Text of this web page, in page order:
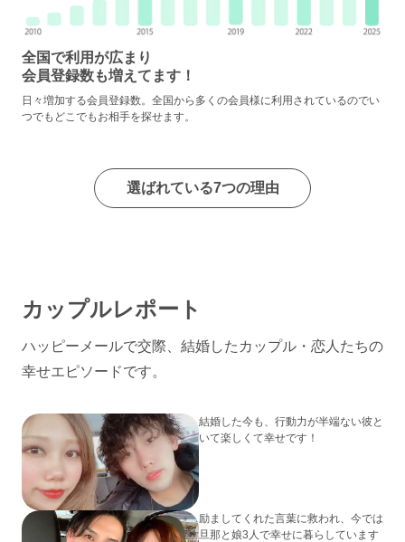
全国で利用が広まり
会員登録数も増えてます！
日々増加する会員登録数。全国から多くの会員様に利用されているのでい
つでもどこでもお相手を探せます。
選ばれている7つの理由
カップルレポート
ハッピーメールで交際、結婚したカップル・恋人たちの
幸せエピソードです。
結婚した今も、行動力が半端ない彼と
いて楽しくて幸せです！
励ましてくれた言葉に救われ、今では
旦那と娘3人で幸せに暮らしています